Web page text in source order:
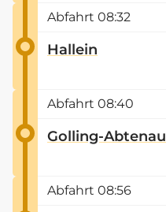
Abfahrt 08:32
Hallein
Abfahrt 08:40
Golling-Abtenau
Abfahrt 08:56